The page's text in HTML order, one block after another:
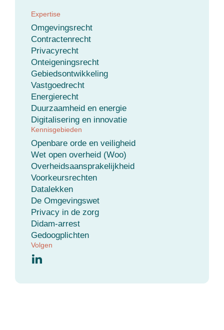
Expertise
Omgevingsrecht
Contractenrecht
Privacyrecht
Onteigeningsrecht
Gebiedsontwikkeling
Vastgoedrecht
Energierecht
Duurzaamheid en energie
Digitalisering en innovatie
Kennisgebieden
Openbare orde en veiligheid
Wet open overheid (Woo)
Overheidsaansprakelijkheid
Voorkeursrechten
Datalekken
De Omgevingswet
Privacy in de zorg
Didam-arrest
Gedoogplichten
Volgen